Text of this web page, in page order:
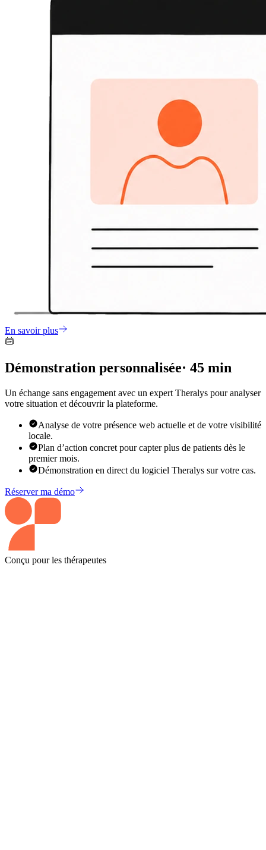
En savoir plus
Démonstration personnalisée· 45 min
Un échange sans engagement avec un expert Theralys pour analyser
votre situation et découvrir la plateforme.
Analyse de votre présence web actuelle et de votre visibilité
locale.
Plan d’action concret pour capter plus de patients dès le
premier mois.
Démonstration en direct du logiciel Theralys sur votre cas.
Réserver ma démo
Conçu pour les thérapeutes